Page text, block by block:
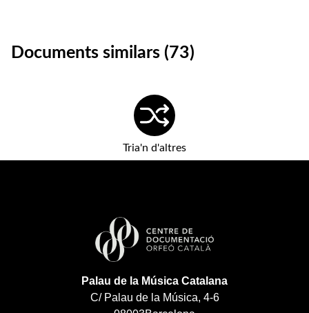
Documents similars (73)
Tria'n d'altres
Palau de la Música Catalana
C/ Palau de la Música, 4-6